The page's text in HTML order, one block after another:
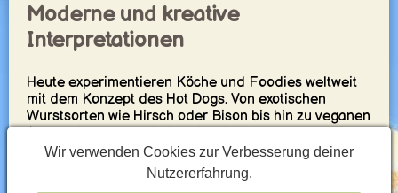
Moderne und kreative
Interpretationen
Heute experimentieren Köche und Foodies weltweit
mit dem Konzept des Hot Dogs. Von exotischen
Wurstsorten wie Hirsch oder Bison bis hin zu veganen
Alternativen, von asiatisch inspirierten Belägen wie
Kimchi und Wasabi-Mayonnaise bis zu mexikanischen
Variationen mit Jalapeños und frischer Guacamole –
die Möglichkeiten sind endlos.
Wir verwenden Cookies zur Verbesserung deiner
Nutzererfahrung.